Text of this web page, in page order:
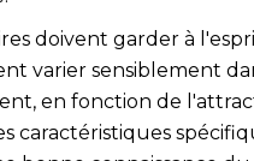
doivent garder à
varier sensiblement
en fonction de
caractéristiques